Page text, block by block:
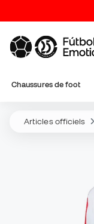
Chaussures de foot
Articles officiels